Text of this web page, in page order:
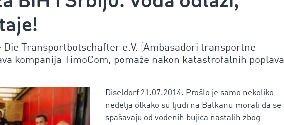
Die Transportbotschafter e.V. (Ambasadori transportne
kompanija TimoCom, pomaže nakon katastrofalnih poplava
Diseldorf 21.07.2014. Prošlo je samo nekoliko
nedelja otkako su ljudi na Balkanu morali da se
spašavaju od vodenih bujica nastalih zbog